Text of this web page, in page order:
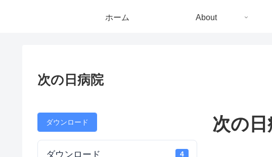
ホーム About
次の日病院
ダウンロード
ダウンロード 4
次の